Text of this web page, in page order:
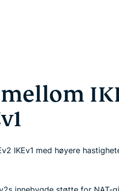
IKEv1 med høyere